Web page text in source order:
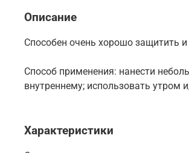
Описание
Способен очень хорошо защитить
Способ применения: нанести
внутреннему; использовать утром
Характеристики